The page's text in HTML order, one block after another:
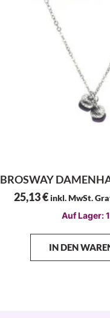
BROSWAY
25,13€inkl. MwSt.
Auf Lager:
IN DEN